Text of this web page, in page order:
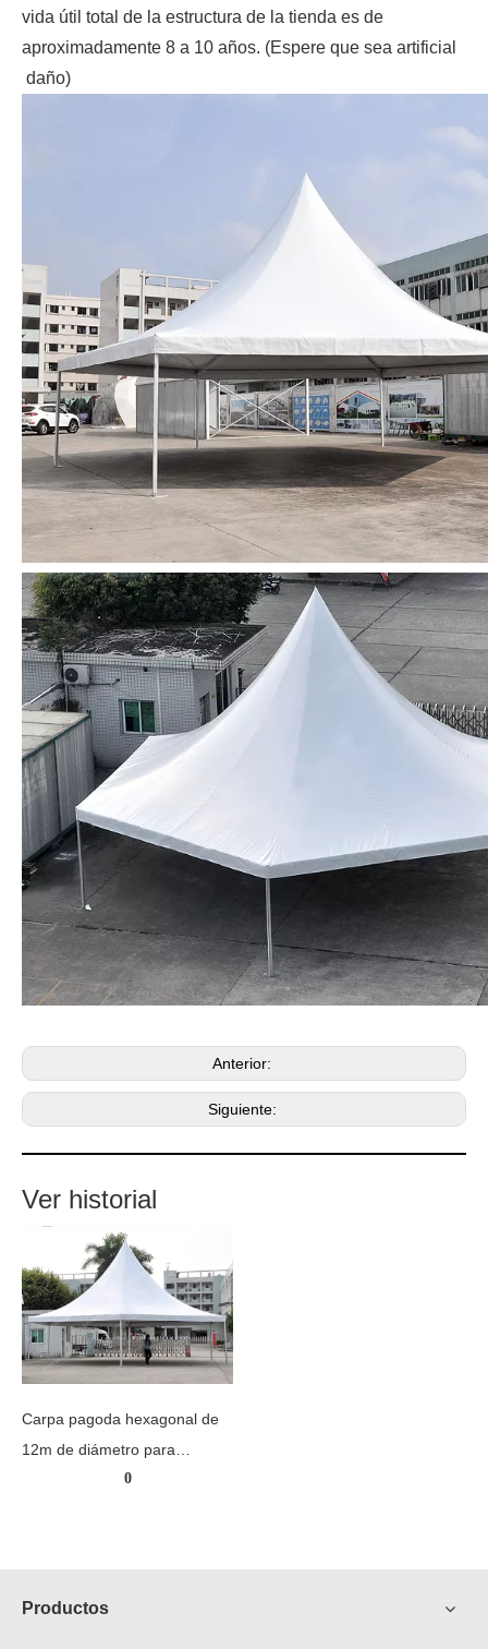
vida útil total de la estructura de la tienda es de
aproximadamente 8 a 10 años. (Espere que sea artificial
daño)
Anterior:
Siguiente:
Ver historial
Carpa pagoda hexagonal de
12m de diámetro para
exteriores para eventos
0
Productos